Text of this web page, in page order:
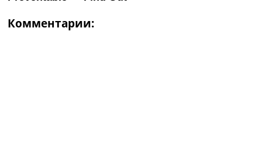
Комментарии: